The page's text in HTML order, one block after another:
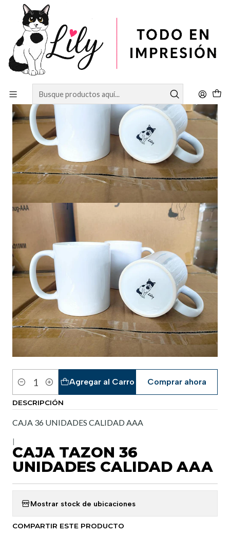
Inicio
SUBLIMACIÓN
CAJA TAZON 36 UNIDADES CALIDAD AAA
Cantidad
Agregar al Carro Comprar ahora
DESCRIPCIÓN
CAJA 36 UNIDADES CALIDAD AAA
CAJA TAZON 36
UNIDADES CALIDAD AAA
Mostrar stock de ubicaciones
COMPARTIR ESTE PRODUCTO